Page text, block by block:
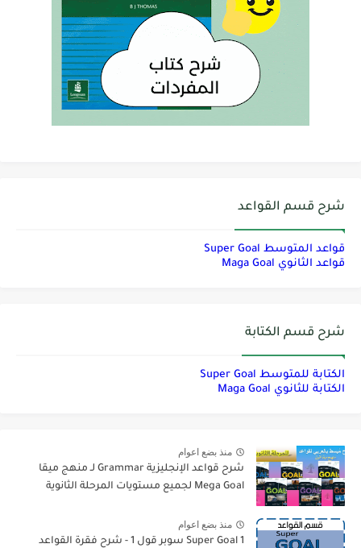
شرح قسم القواعد
قواعد المتوسط Super Goal
قواعد الثانوي Maga Goal
شرح قسم الكتابة
الكتابة للمتوسط Super Goal
الكتابة للثانوي Maga Goal
منذ بضع اعوام
شرح قواعد الإنجليزية Grammar لـ منهج ميقا
Mega Goal لجميع مستويات المرحلة الثانوية
منذ بضع اعوام
Super Goal 1 سوبر قول 1 - شرح فقرة القواعد